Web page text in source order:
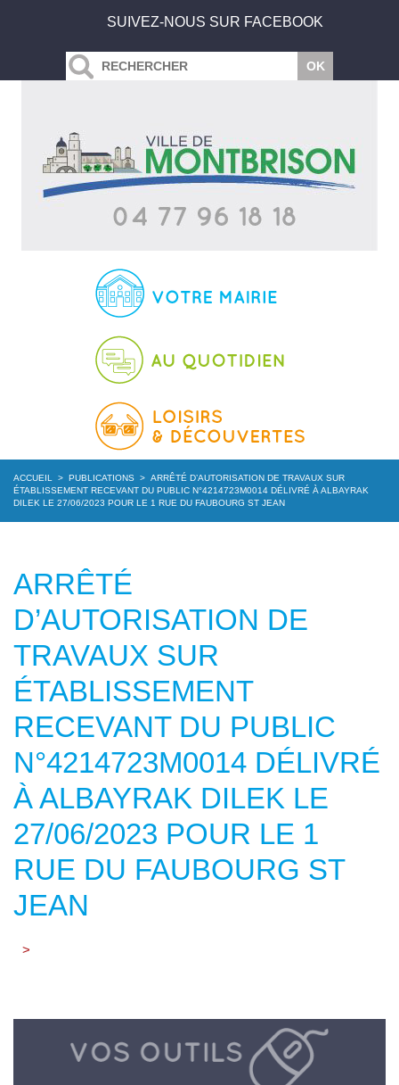
SUIVEZ-NOUS SUR FACEBOOK
ACCUEIL > PUBLICATIONS > ARRÊTÉ D’AUTORISATION DE TRAVAUX SUR
ÉTABLISSEMENT RECEVANT DU PUBLIC N°4214723M0014 DÉLIVRÉ À ALBAYRAK
DILEK LE 27/06/2023 POUR LE 1 RUE DU FAUBOURG ST JEAN
ARRÊTÉ
D’AUTORISATION DE
TRAVAUX SUR
ÉTABLISSEMENT
RECEVANT DU PUBLIC
N°4214723M0014 DÉLIVRÉ
À ALBAYRAK DILEK LE
27/06/2023 POUR LE 1
RUE DU FAUBOURG ST
JEAN
>